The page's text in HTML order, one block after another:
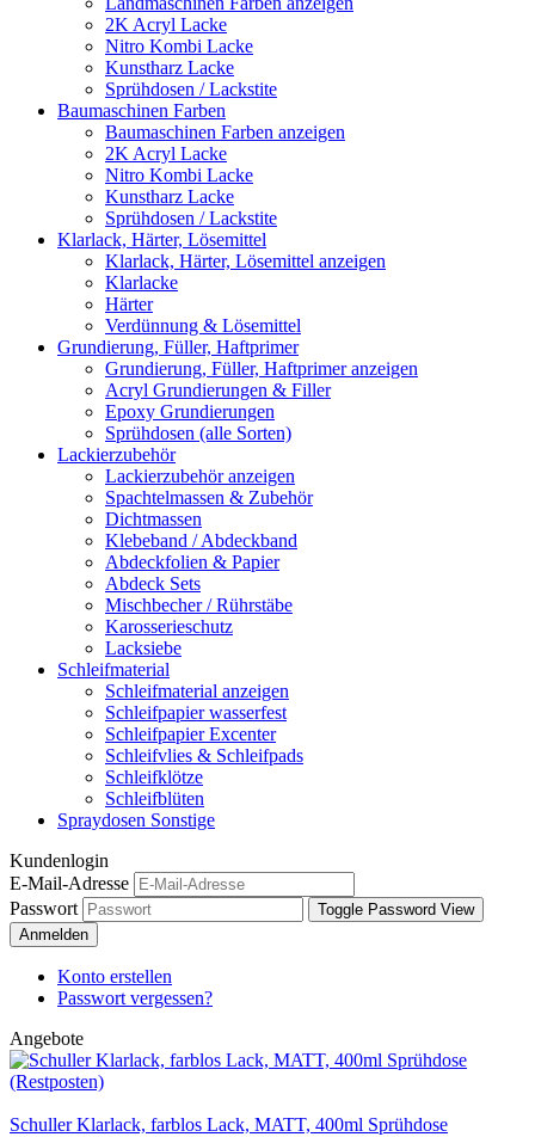
2K Acryl Lacke
Nitro Kombi Lacke
Kunstharz Lacke
Sprühdosen / Lackstite
Baumaschinen Farben
Baumaschinen Farben anzeigen
2K Acryl Lacke
Nitro Kombi Lacke
Kunstharz Lacke
Sprühdosen / Lackstite
Klarlack, Härter, Lösemittel
Klarlack, Härter, Lösemittel anzeigen
Klarlacke
Härter
Verdünnung & Lösemittel
Grundierung, Füller, Haftprimer
Grundierung, Füller, Haftprimer anzeigen
Acryl Grundierungen & Filler
Epoxy Grundierungen
Sprühdosen (alle Sorten)
Lackierzubehör
Lackierzubehör anzeigen
Spachtelmassen & Zubehör
Dichtmassen
Klebeband / Abdeckband
Abdeckfolien & Papier
Abdeck Sets
Mischbecher / Rührstäbe
Karosserieschutz
Lacksiebe
Schleifmaterial
Schleifmaterial anzeigen
Schleifpapier wasserfest
Schleifpapier Excenter
Schleifvlies & Schleifpads
Schleifklötze
Schleifblüten
Spraydosen Sonstige
Kundenlogin
E-Mail-Adresse
Passwort
Toggle Password View
Anmelden
Konto erstellen
Passwort vergessen?
Angebote
Schuller Klarlack, farblos Lack, MATT, 400ml Sprühdose